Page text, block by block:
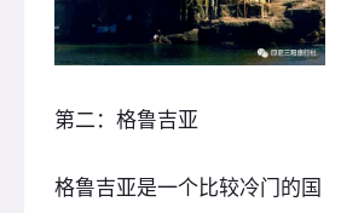
第二：格鲁吉亚
格鲁吉亚是一个比较冷门的国